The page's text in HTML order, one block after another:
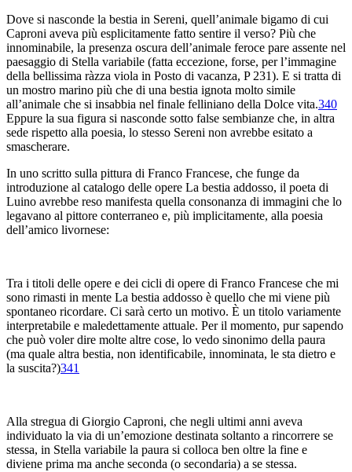
Dove si nasconde la bestia in Sereni, quell’animale bigamo di cui
Caproni aveva più esplicitamente fatto sentire il verso? Più che
innominabile, la presenza oscura dell’animale feroce pare assente nel
paesaggio di Stella variabile (fatta eccezione, forse, per l’immagine
della bellissima ràzza viola in Posto di vacanza, P 231). E si tratta di
un mostro marino più che di una bestia ignota molto simile
all’animale che si insabbia nel finale felliniano della Dolce vita.340
Eppure la sua figura si nasconde sotto false sembianze che, in altra
sede rispetto alla poesia, lo stesso Sereni non avrebbe esitato a
smascherare.
In uno scritto sulla pittura di Franco Francese, che funge da
introduzione al catalogo delle opere La bestia addosso, il poeta di
Luino avrebbe reso manifesta quella consonanza di immagini che lo
legavano al pittore conterraneo e, più implicitamente, alla poesia
dell’amico livornese:
Tra i titoli delle opere e dei cicli di opere di Franco Francese che mi
sono rimasti in mente La bestia addosso è quello che mi viene più
spontaneo ricordare. Ci sarà certo un motivo. È un titolo variamente
interpretabile e maledettamente attuale. Per il momento, pur sapendo
che può voler dire molte altre cose, lo vedo sinonimo della paura
(ma quale altra bestia, non identificabile, innominata, le sta dietro e
la suscita?)341
Alla stregua di Giorgio Caproni, che negli ultimi anni aveva
individuato la via di un’emozione destinata soltanto a rincorrere se
stessa, in Stella variabile la paura si colloca ben oltre la fine e
diviene prima ma anche seconda (o secondaria) a se stessa.